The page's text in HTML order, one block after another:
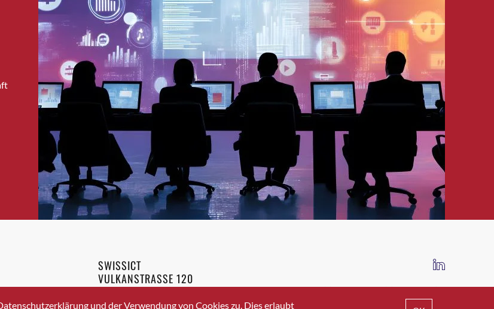
Bremgarten bei Bern
Brig-Glis
Bronschhofen
Brugg
Brugg AG
Burgdorf
Bäretswil
Bülach
Cazis
Crissier
Davos Platz
SWISSICT
VULKANSTRASSE 120
8048 ZURICH
IMPRESSUM DATENSCHUTZ AGB
und der Verwendung von Cookies zu. Dies erlaubt